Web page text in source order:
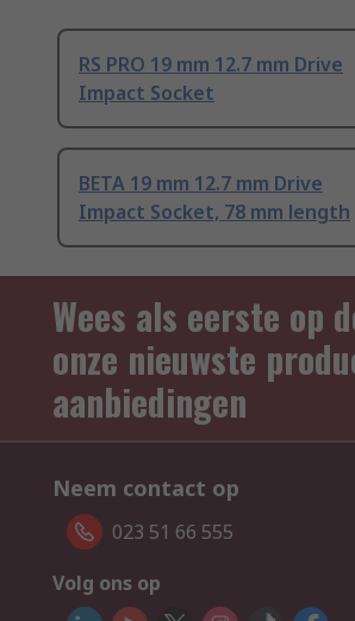
RS PRO 19 mm 12.7 mm Drive
Impact Socket
BETA 19 mm 12.7 mm Drive
Impact Socket, 78 mm length
Wees als eerste op
onze nieuwste
aanbiedingen
Neem contact op
023 51 66 555
Volg ons op